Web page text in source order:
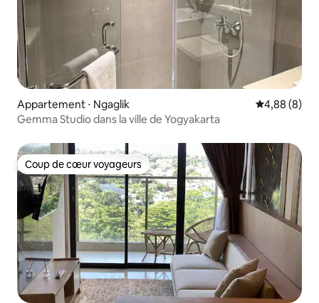
Appartement ⋅ Ngaglik Évaluation
4,88 (8)
Gemma Studio dans la ville de Yogyakarta
Coup de cœur voyageurs
Coup de cœur voyageurs